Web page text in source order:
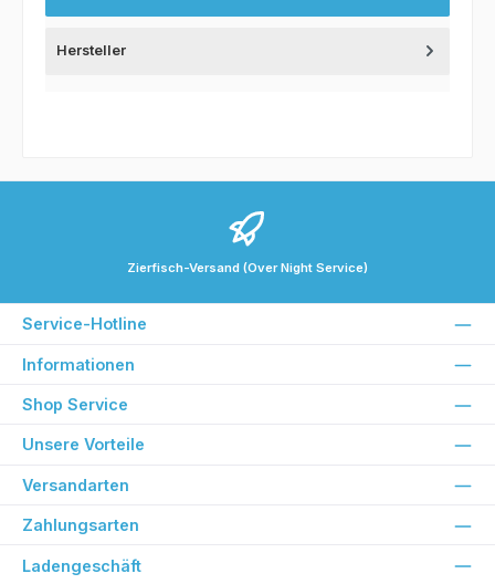
Hersteller
Zierfisch-Versand (Over Night Service)
Service-Hotline
Informationen
Shop Service
Unsere Vorteile
Versandarten
Zahlungsarten
Ladengeschäft